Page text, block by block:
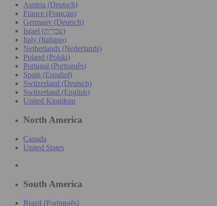
Austria (Deutsch)
France (Français)
Germany (Deutsch)
Israel (עִברִית)
Italy (Italiano)
Netherlands (Nederlands)
Poland (Polski)
Portugal (Português)
Spain (Español)
Switzerland (Deutsch)
Switzerland (English)
United Kingdom
North America
Canada
United States
South America
Brazil (Português)